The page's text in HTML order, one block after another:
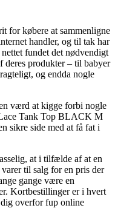
for købere at sammenligne
handler, og til tak har
fundet det nødvendigt
deres produkter – til babyer
og endda nogle
værd at kigge forbi nogle
Tank Top BLACK M
sikre side med at få fat i
at i tilfælde af at en
til salg for en pris der
gange være en
Kortbestillinger er i hvert
overfor fup online